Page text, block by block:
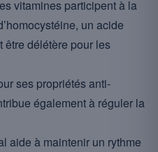
vitamines participent à la
un acide
être délétère pour les
ses propriétés anti-
également à réguler la
aide à maintenir un rythme